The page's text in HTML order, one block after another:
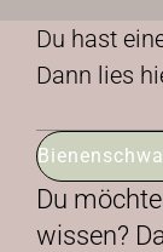
Du hast
Dann lies
Du
wissen?